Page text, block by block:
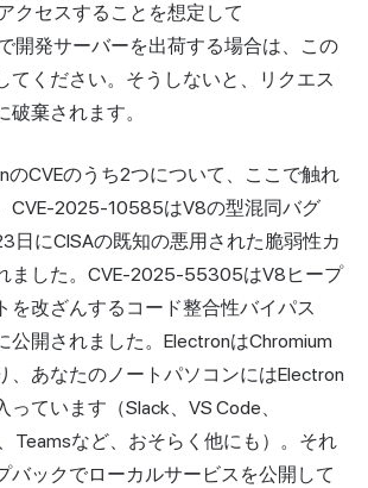
クセスすることを想定して
開発サーバーを出荷する場合は、この
てください。そうしないと、リクエス
破棄されます。
のCVEのうち2つについて、ここで触れ
CVE-2025-10585はV8の型混同バグ
日にCISAの既知の悪用された脆弱性カ
ました。CVE-2025-55305はV8ヒープ
を改ざんするコード整合性バイパス
公開されました。ElectronはChromium
、あなたのノートパソコンにはElectron
ています（Slack、VS Code、
Teamsなど、おそらく他にも）。それ
バックでローカルサービスを公開して